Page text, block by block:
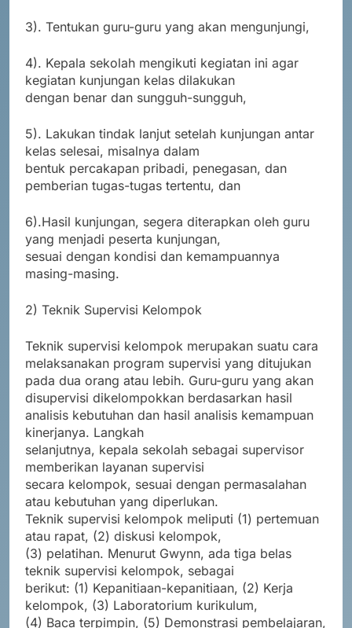
3). Tentukan guru-guru yang akan mengunjungi,
4). Kepala sekolah mengikuti kegiatan ini agar
kegiatan kunjungan kelas dilakukan
dengan benar dan sungguh-sungguh,
5). Lakukan tindak lanjut setelah kunjungan antar
kelas selesai, misalnya dalam
bentuk percakapan pribadi, penegasan, dan
pemberian tugas-tugas tertentu, dan
6).Hasil kunjungan, segera diterapkan oleh guru
yang menjadi peserta kunjungan,
sesuai dengan kondisi dan kemampuannya
masing-masing.
2) Teknik Supervisi Kelompok
Teknik supervisi kelompok merupakan suatu cara
melaksanakan program supervisi yang ditujukan
pada dua orang atau lebih. Guru-guru yang akan
disupervisi dikelompokkan berdasarkan hasil
analisis kebutuhan dan hasil analisis kemampuan
kinerjanya. Langkah
selanjutnya, kepala sekolah sebagai supervisor
memberikan layanan supervisi
secara kelompok, sesuai dengan permasalahan
atau kebutuhan yang diperlukan.
Teknik supervisi kelompok meliputi (1) pertemuan
atau rapat, (2) diskusi kelompok,
(3) pelatihan. Menurut Gwynn, ada tiga belas
teknik supervisi kelompok, sebagai
berikut: (1) Kepanitiaan-kepanitiaan, (2) Kerja
kelompok, (3) Laboratorium kurikulum,
(4) Baca terpimpin, (5) Demonstrasi pembelajaran,